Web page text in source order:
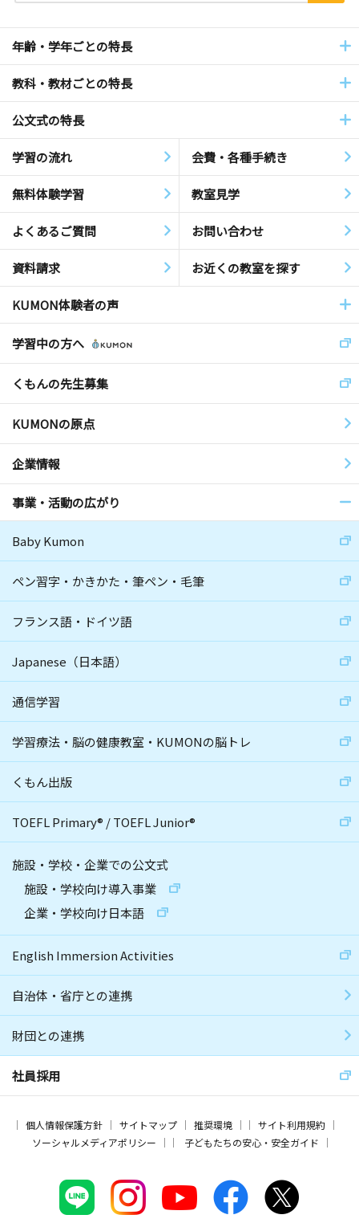
年齢・学年ごとの特長
教科・教材ごとの特長
公文式の特長
学習の流れ 会費・各種手続き
無料体験学習 教室見学
よくあるご質問 お問い合わせ
資料請求 お近くの教室を探す
KUMON体験者の声
学習中の方へ
くもんの先生募集
KUMONの原点
企業情報
事業・活動の広がり
Baby Kumon
ペン習字・かきかた・筆ペン・毛筆
フランス語・ドイツ語
Japanese（日本語）
通信学習
学習療法・脳の健康教室・KUMONの脳トレ
くもん出版
TOEFL Primary® /TOEFL Junior®
施設・学校・企業での公文式
施設・学校向け導入事業
企業・学校向け日本語
English Immersion Activities
自治体・省庁との連携
財団との連携
社員採用
個人情報保護方針 サイトマップ 推奨環境
サイト利用規約
ソーシャルメディアポリシー
子どもたちの安心・安全ガイド